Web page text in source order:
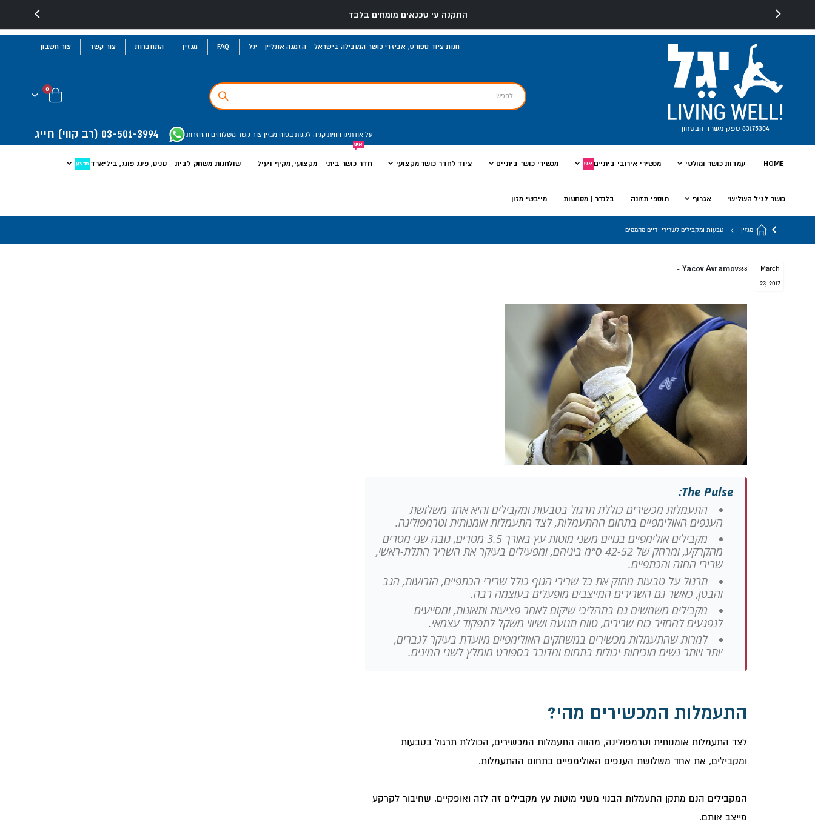
התקנה עי טכנאים מומחים בלבד
חנות ציוד ספורט, אביזרי כושר המובילה בישראל - הזמנה אונליין - יגל FAQ מגזין התחברות צור קשר צור חשבון
83175304 ספק משרד הבטחון 03-501-3994 (רב קווי) חייג על אודתינו חווית קניה לקנות בטוח מגזין צור קשר משלוחים והחזרות
Cart
0פריטים
HOME עמדות כושר ומולטי מכשירי אירובי ביתיים אש מכשירי כושר ביתיים ציוד לחדר כושר מקצועי חדר כושר ביתי - מקצועי, מקיף ויעיל
אש
שולחנות משחק לבית - טניס, פינג פונג, ביליארד מבצע
כושר לגיל השלישי אגרוף תוספי תזונה בלנדר | מסחטות מייבשי מזון
מגזין טבעות ומקבילים לשרירי ידיים מהממים
Yacov Avramov
-
March
23, 2017
368
The Pulse:
התעמלות מכשירים כוללת תרגול בטבעות ומקבילים והיא אחד משלושת
הענפים האולימפיים בתחום ההתעמלות, לצד התעמלות אומנותית וטרמפולינה.
מקבילים אולימפיים בנויים משני מוטות עץ באורך 3.5 מטרים, גובה שני מטרים
מהקרקע, ומרחק של 42-52 ס"מ ביניהם, ומפעילים בעיקר את השריר התלת-ראשי,
שרירי החזה והכתפיים.
תרגול על טבעות מחזק את כל שרירי הגוף כולל שרירי הכתפיים, הזרועות, הגב
והבטן, כאשר גם השרירים המייצבים מופעלים בעוצמה רבה.
מקבילים משמשים גם בתהליכי שיקום לאחר פציעות ותאונות, ומסייעים
לנפגעים להחזיר כוח שרירים, טווח תנועה ושיווי משקל לתפקוד עצמאי.
למרות שהתעמלות מכשירים במשחקים האולימפיים מיועדת בעיקר לגברים,
יותר ויותר נשים מוכיחות יכולות בתחום ומדובר בספורט מומלץ לשני המינים.
התעמלות המכשירים מהי?
לצד התעמלות אומנותית וטרמפולינה, מהווה התעמלות המכשירים, הכוללת תרגול בטבעות
ומקבילים, את אחד משלושת הענפים האולימפיים בתחום ההתעמלות.
המקבילים הנם מתקן התעמלות הבנוי משני מוטות עץ מקבילים זה לזה ואופקיים, שחיבור לקרקע
מייצב אותם.